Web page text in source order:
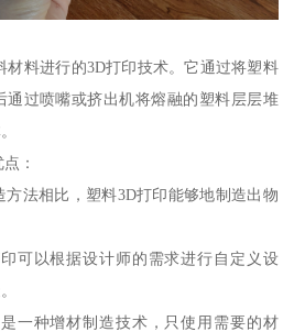
材料进行的3D打印技术。它通过将塑料
通过喷嘴或挤出机将熔融的塑料层层堆
：
法相比，塑料3D打印能够地制造出物
可以根据设计师的需求进行自定义设
一种增材制造技术，只使用需要的材